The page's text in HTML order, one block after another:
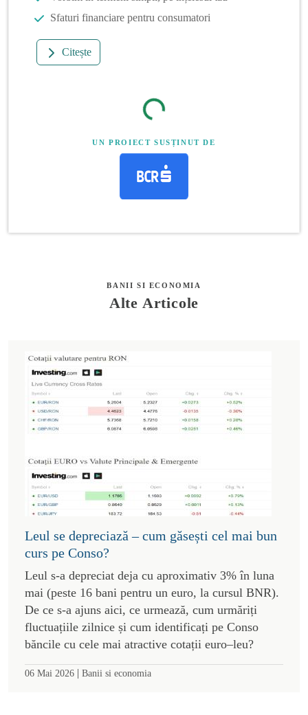
Sfaturi financiare pentru consumatori
Citește
UN PROIECT SUSȚINUT DE
BANII SI ECONOMIA
Alte Articole
Leul se depreciază – cum găsești cel mai bun
curs pe Conso?
Leul s-a depreciat deja cu aproximativ 3% în luna
mai (peste 16 bani pentru un euro, la cursul BNR).
De ce s-a ajuns aici, ce urmează, cum urmăriți
fluctuațiile zilnice și cum identificați pe Conso
băncile cu cele mai atractive cotații euro–leu?
06 Mai 2026 | Banii si economia